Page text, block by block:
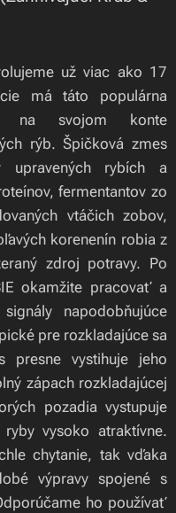
už viac ako 17
má táto populárna
na svojom konte
rýb. Špičková zmes
upravených rybích a
fermentantov zo
vtáčich zobov,
korenenín robia z
zdroj potravy. Po
okamžite pracovať a
napodobňujúce
pre rozkladajúce sa
presne vystihuje jeho
zápach rozkladajúcej
pozadia vystupuje
vysoko atraktívne.
chytanie, tak vďaka
výpravy spojené s
ho používať